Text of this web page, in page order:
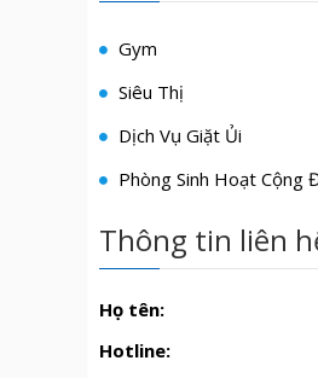
Gym
Siêu Thị
Dịch Vụ Giặt Ủi
Phòng Sinh Hoạt Cộng
Thông tin liên
Họ tên:
Hotline: